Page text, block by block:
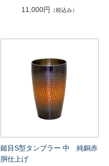
11,000円
（税込み）
鎚目S型タンブラー 中 純銅赤
胴仕上げ